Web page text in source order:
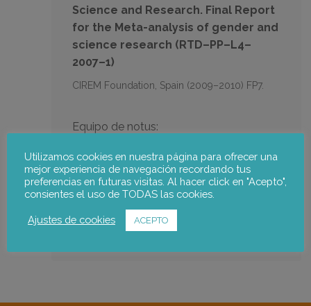
Science and Research. Final Report
for the Meta-analysis of gender and
science research (RTD–PP–L4–
2007–1)
CIREM Foundation, Spain (2009–2010) FP7.
Equipo de notus:
Rachel Palmén
Ir a la publicación
Utilizamos cookies en nuestra página para ofrecer una
mejor experiencia de navegación recordando tus
preferencias en futuras visitas. Al hacer click en "Acepto",
consientes el uso de TODAS las cookies.
Ajustes de cookies ACEPTO